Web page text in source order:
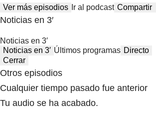
Ver más episodios Ir al podcast Compartir
Noticias en 3′
Noticias en 3′
Noticias en 3′ Últimos programas Directo
Cerrar
Otros episodios
Cualquier tiempo pasado fue anterior
Tu audio se ha acabado.